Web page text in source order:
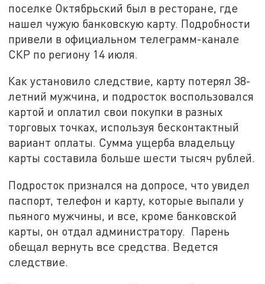
поселке Октябрьский был в ресторане, где
нашел чужую банковскую карту. Подробности
привели в официальном телеграмм-канале
СКР по региону 14 июля.
Как установило следствие, карту потерял 38-
летний мужчина, и подросток воспользовался
картой и оплатил свои покупки в разных
торговых точках, используя бесконтактный
вариант оплаты. Сумма ущерба владельцу
карты составила больше шести тысяч рублей.
Подросток признался на допросе, что увидел
паспорт, телефон и карту, которые выпали у
пьяного мужчины, и все, кроме банковской
карты, он отдал администратору. Парень
обещал вернуть все средства. Ведется
следствие.